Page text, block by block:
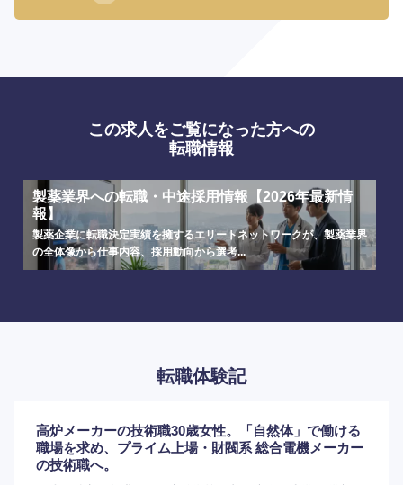
海外
この求人をご覧になった方への
転職情報
製薬業界への転職・中途採用情報【2026年最新情
報】
製薬企業に転職決定実績を擁するエリートネットワークが、製薬業界
の全体像から仕事内容、採用動向から選考...
転職体験記
高炉メーカーの技術職30歳女性。「自然体」で働ける
職場を求め、プライム上場・財閥系 総合電機メーカー
の技術職へ。